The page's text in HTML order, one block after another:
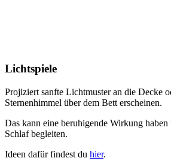
Lichtspiele
Projiziert sanfte Lichtmuster an die Decke
Sternenhimmel über dem Bett erscheinen.
Das kann eine beruhigende Wirkung
Schlaf begleiten.
Ideen dafür findest du hier.